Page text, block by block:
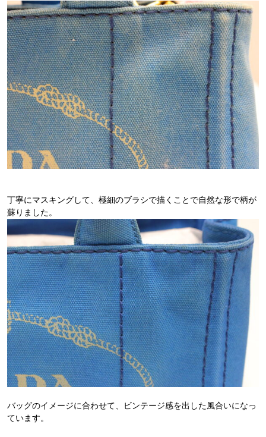
丁寧にマスキングして、極細のブラシで描くことで自然な形で柄が
蘇りました。
バッグのイメージに合わせて、ビンテージ感を出した風合いになっ
ています。